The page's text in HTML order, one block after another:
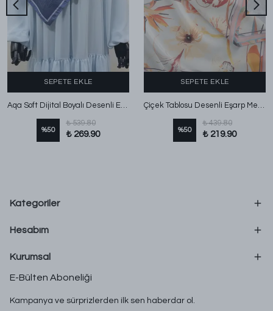
SEPETE EKLE
Aqa Soft Dijital Boyalı Desenli Eşarp Mavi
%50
₺ 539.80
₺ 269.90
SEPETE EKLE
Çiçek Tablosu Desenli Eşarp Mercan
%50
₺ 439.80
₺ 219.90
Kategoriler
Hesabım
Kurumsal
E-Bülten Aboneliği
Kampanya ve sürprizlerden ilk sen haberdar ol.